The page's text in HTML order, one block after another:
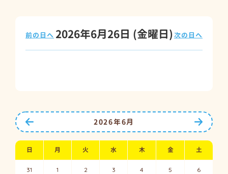
2026年6月26日 (金曜日)
前の日へ 次の日へ
次の月
2026年6月
日 月 火 水 木 金 土
31 1 2 3 4 5 6